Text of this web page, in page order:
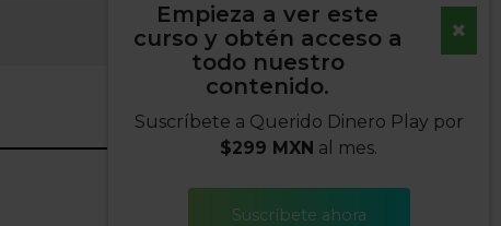
Empieza a ver este
curso y obtén acceso a
todo nuestro
contenido.
Suscríbete a Querido Dinero Play por
$299 MXN al mes.
Suscríbete ahora